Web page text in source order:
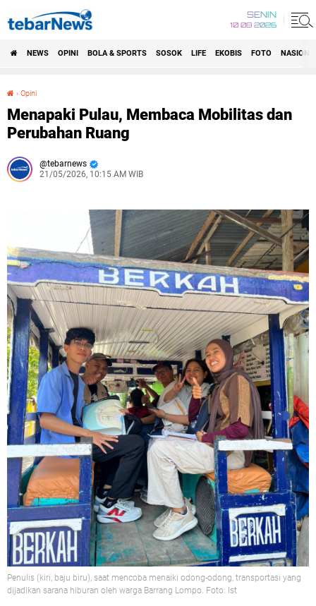
SENIN
10 08 2026
NEWS OPINI BOLA & SPORTS SOSOK LIFE EKOBIS FOTO
› Opini
Menapaki Pulau, Membaca Mobilitas dan
Perubahan Ruang
tebarnews
21/05/2026, 10:15 AM WIB
Penulis (kiri, baju biru), saat mencoba menaiki odong-odong, transportasi yang
dijadikan sarana hiburan oleh warga Barrang Lompo. Foto: Ist